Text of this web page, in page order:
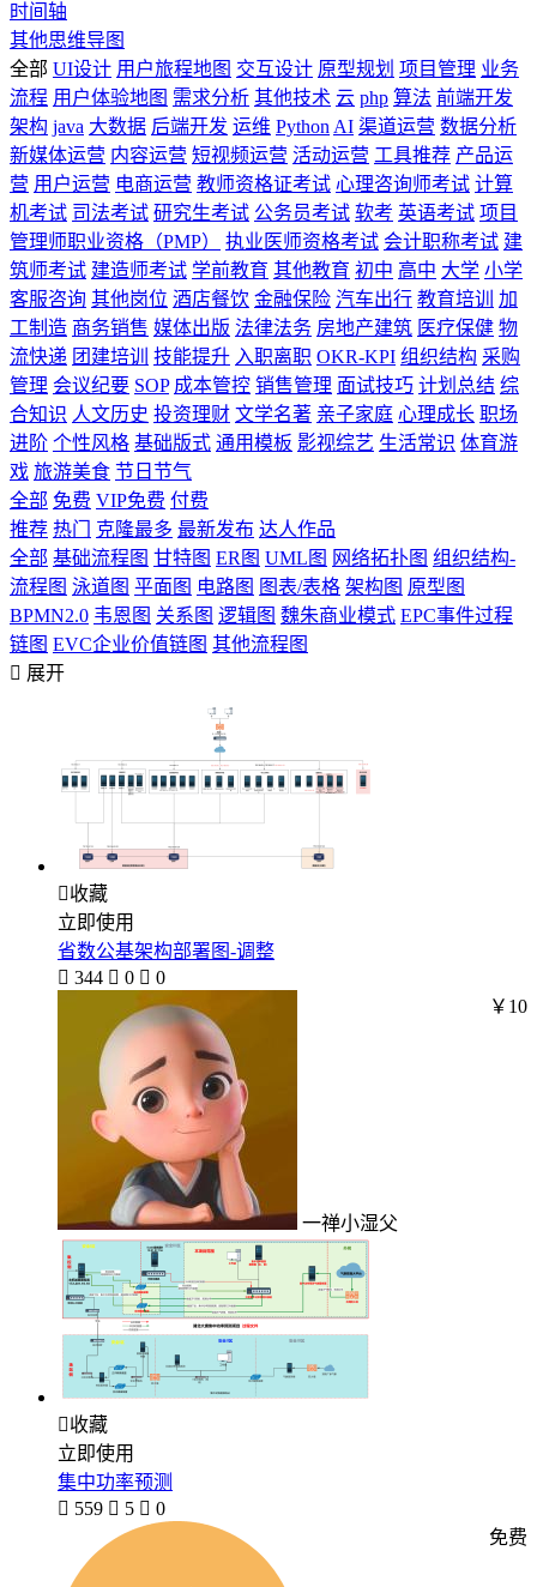
时间轴
其他思维导图
全部 UI设计 用户旅程地图 交互设计 原型规划 项目管理 业务
流程 用户体验地图 需求分析 其他技术 云 php 算法 前端开发
架构 java 大数据 后端开发 运维 Python AI 渠道运营 数据分析
新媒体运营 内容运营 短视频运营 活动运营 工具推荐 产品运
营 用户运营 电商运营 教师资格证考试 心理咨询师考试 计算
机考试 司法考试 研究生考试 公务员考试 软考 英语考试 项目
管理师职业资格（PMP）
执业医师资格考试 会计职称考试 建
筑师考试 建造师考试 学前教育 其他教育 初中 高中 大学 小学
客服咨询 其他岗位 酒店餐饮 金融保险 汽车出行 教育培训
加
工制造 商务销售 媒体出版 法律法务 房地产建筑 医疗保健 物
流快递 团建培训 技能提升 入职离职 OKR-KPI 组织结构 采购
管理 会议纪要 SOP 成本管控 销售管理 面试技巧 计划总结 综
合知识 人文历史 投资理财 文学名著 亲子家庭 心理成长 职场
进阶 个性风格 基础版式 通用模板 影视综艺 生活常识 体育游
戏 旅游美食 节日节气
全部 免费 VIP免费 付费
推荐 热门 克隆最多 最新发布 达人作品
全部 基础流程图 甘特图 ER图 UML图 网络拓扑图 组织结构-
流程图 泳道图 平面图 电路图 图表/表格 架构图 原型图
BPMN2.0 韦恩图 关系图 逻辑图 魏朱商业模式 EPC事件过程
链图 EVC企业价值链图 其他流程图
 展开
收藏
立即使用
省数公基架构部署图-调整
 344  0  0
一禅小湿父
￥10
收藏
立即使用
集中功率预测
 559  5  0
免费